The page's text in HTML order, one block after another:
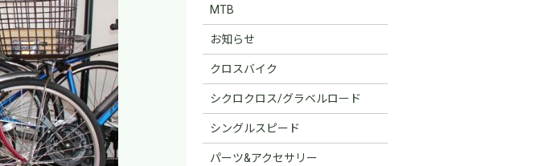
MTB
お知らせ
クロスバイク
シクロクロス/グラベルロード
シングルスピード
パーツ&アクセサリー